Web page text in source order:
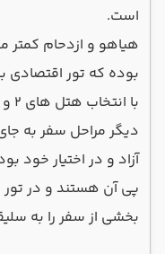
است.
هیاهو و ازدحام کمتر
بوده که تور اقتصادی
دیگر مراحل سفر به
آزاد و در اختیار خود
پی آن هستند و در تور
بخشی از سفر را به